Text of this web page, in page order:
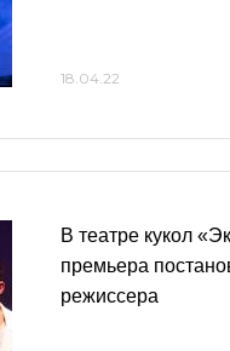
18.04.22
В театре кукол
премьера
режиссера